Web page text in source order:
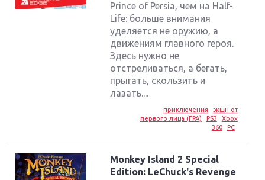
Prince of Persia, чем на Half-
Life: больше внимания
уделяется не оружию, а
движениям главного героя.
Здесь нужно не
отстреливаться, а бегать,
прыгать, скользить и
лазать....
приключения
экшн от
первого лица (FPA)
PS3
Xbox
360
PC
Monkey Island 2 Special
Edition: LeChuck's Revenge